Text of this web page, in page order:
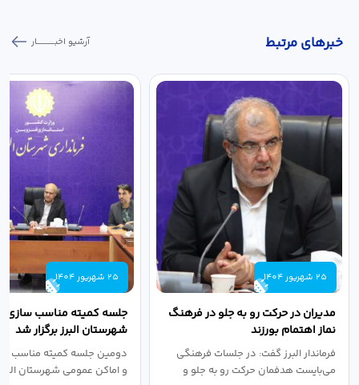
خبر‌های مرتبط آرشیو اخبـــــــــــار
25 شهریور 1404
مدیران در حرکت رو به جلو در فرهنگ
نماز اهتمام بورزند
فرماندار البرز گفت: در جلسات فرهنگی
می‌بایست هدفمان حرکت رو به جلو و
25 شهریور 1404
جلسه کمیته مناسب سازی
شهرستان البرز برگزار شد
دومین جلسه کمیته مناسب
و اماکن عمومی شهرستان